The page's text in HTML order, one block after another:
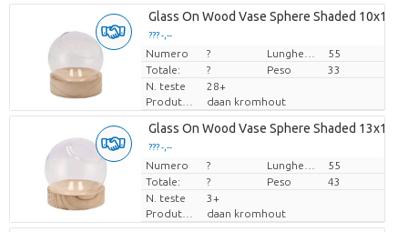
Glass On Wood Vase Sphere Shaded
??? -,--
Prezzo x uno
Numero ?
55
Totale:
? Peso
33
N. teste
28+
Produttore
daan kromhout
Glass On Wood Vase Sphere Shaded
??? -,--
Prezzo x uno
Numero ?
55
Totale:
? Peso
43
N. teste
3+
Produttore
daan kromhout